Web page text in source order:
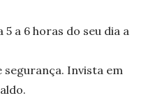
5 a 6 horas do seu dia a
segurança. Invista em